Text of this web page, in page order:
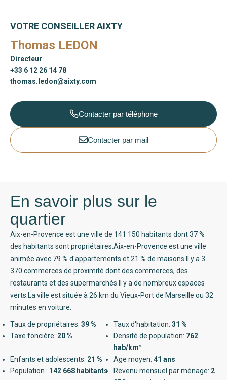
VOTRE CONSEILLER AIXTY
Thomas LEDON
Directeur
+33 6 12 26 14 78
thomas.ledon@aixty.com
Contacter par téléphone
Contacter par mail
En savoir plus sur le
quartier
Aix-en-Provence est une ville de 141 150 habitants dont 37 %
des habitants sont propriétaires.Aix-en-Provence est une ville
animée avec 79 % d'appartements et 21 % de maisons.Il y a 3
370 commerces de proximité dont des commerces, des
restaurants et des supermarchés.Il y a de nombreux espaces
verts.La ville est située à 26 km du Vieux-Port de Marseille ou 32
minutes en voiture.
Taux de propriétaires: 39 % Taux d'habitation: 31 %
Taxe foncière: 20 % Densité de population: 762
hab/km²
Enfants et adolescents: 21 % Age moyen: 41 ans
Population : 142 668 habitants Revenu mensuel par ménage: 2